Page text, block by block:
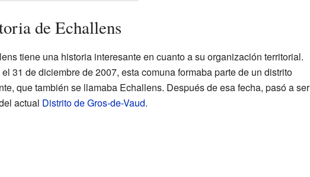
de Echallens
tiene una historia interesante en cuanto a su organización territorial.
31 de diciembre de 2007, esta comuna formaba parte de un distrito
que también se llamaba Echallens. Después de esa fecha, pasó a ser
actual Distrito de Gros-de-Vaud.